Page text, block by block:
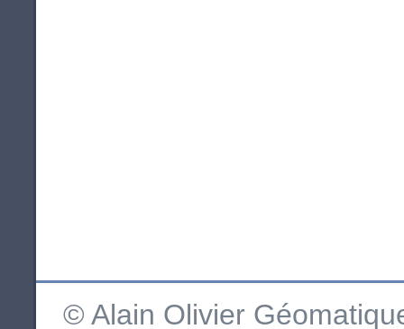
© Alain Olivier